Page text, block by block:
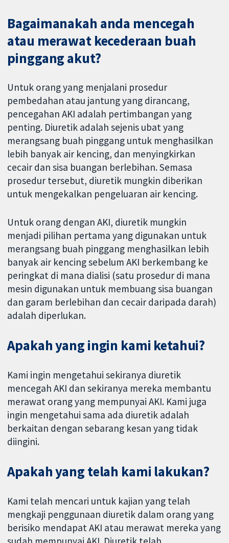
Bagaimanakah anda mencegah
atau merawat kecederaan buah
pinggang akut?
Untuk orang yang menjalani prosedur
pembedahan atau jantung yang dirancang,
pencegahan AKI adalah pertimbangan yang
penting. Diuretik adalah sejenis ubat yang
merangsang buah pinggang untuk menghasilkan
lebih banyak air kencing, dan menyingkirkan
cecair dan sisa buangan berlebihan. Semasa
prosedur tersebut, diuretik mungkin diberikan
untuk mengekalkan pengeluaran air kencing.
Untuk orang dengan AKI, diuretik mungkin
menjadi pilihan pertama yang digunakan untuk
merangsang buah pinggang menghasilkan lebih
banyak air kencing sebelum AKI berkembang ke
peringkat di mana dialisi (satu prosedur di mana
mesin digunakan untuk membuang sisa buangan
dan garam berlebihan dan cecair daripada darah)
adalah diperlukan.
Apakah yang ingin kami ketahui?
Kami ingin mengetahui sekiranya diuretik
mencegah AKI dan sekiranya mereka membantu
merawat orang yang mempunyai AKI. Kami juga
ingin mengetahui sama ada diuretik adalah
berkaitan dengan sebarang kesan yang tidak
diingini.
Apakah yang telah kami lakukan?
Kami telah mencari untuk kajian yang telah
mengkaji penggunaan diuretik dalam orang yang
berisiko mendapat AKI atau merawat mereka yang